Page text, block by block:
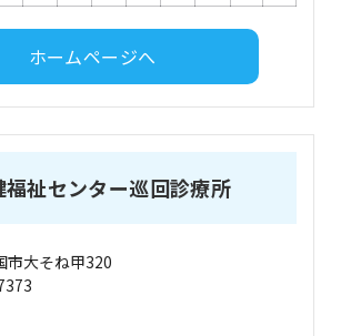
ホームページへ
福祉センター巡回診療所
市大そね甲320